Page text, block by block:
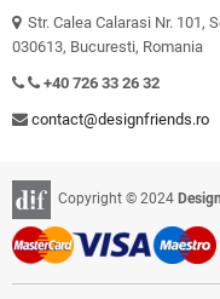
Str. Calea Calarasi Nr. 101,
030613, Bucuresti, Romania
+40 726 33 26 32
contact@designfriends.ro
Copyright © 2024